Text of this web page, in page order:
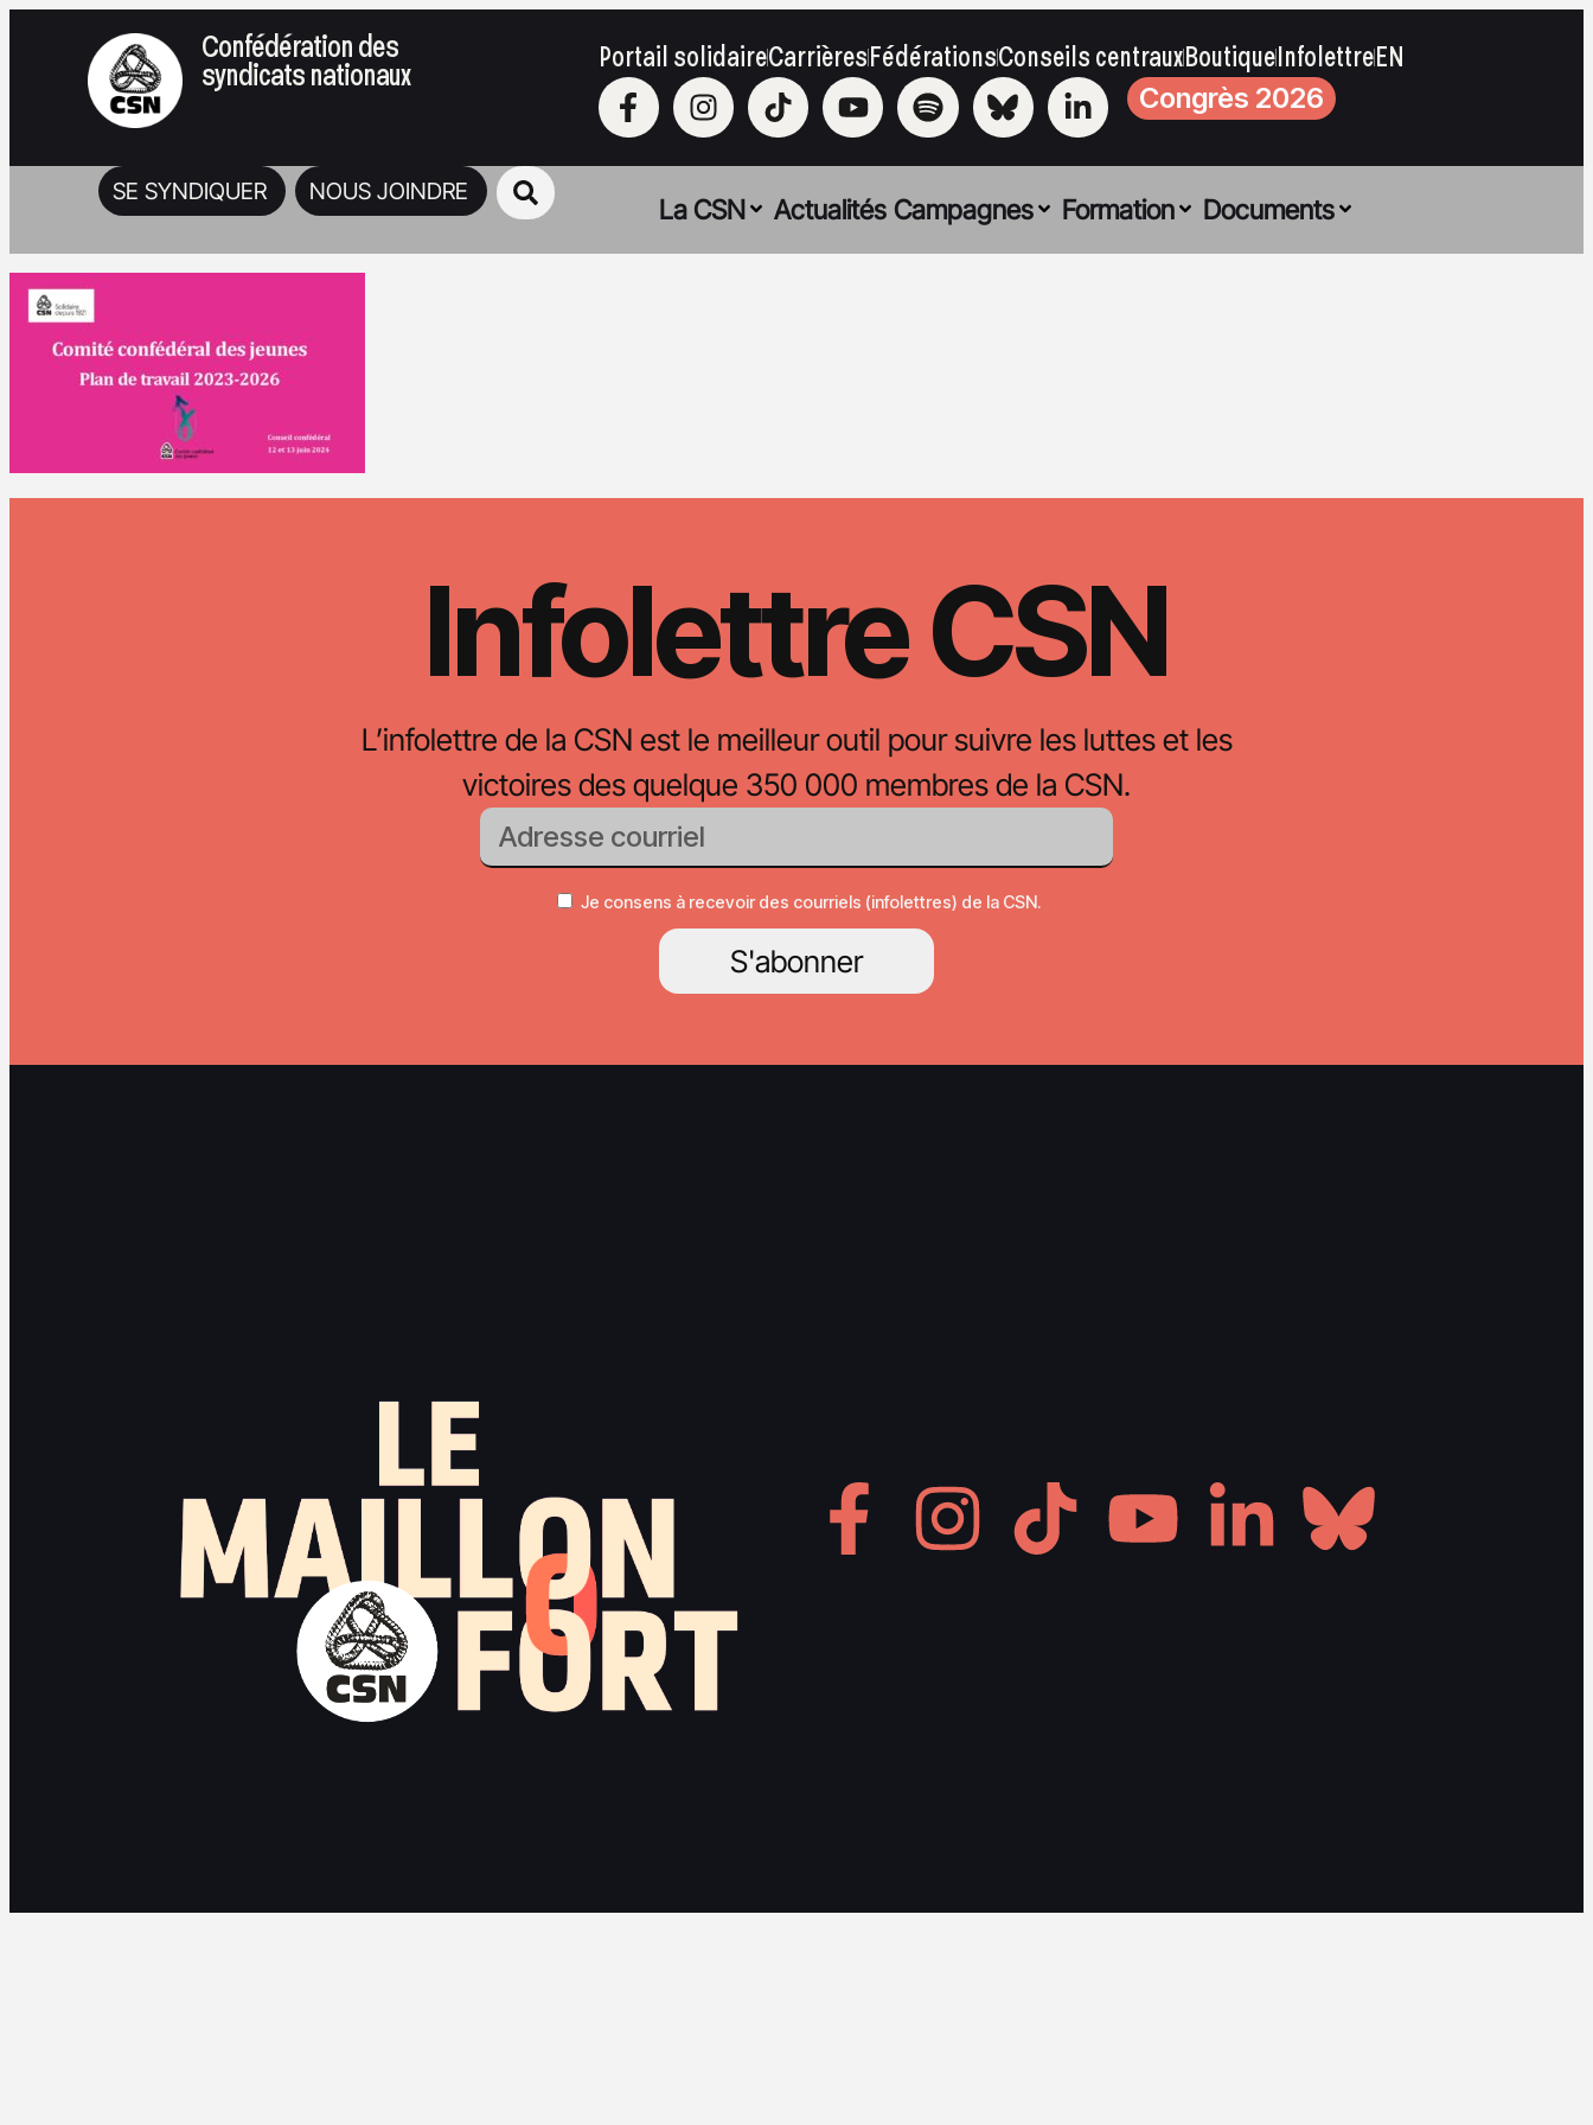
Confédération des
syndicats nationaux Portail solidaireCarrièresFédérationsConseils centrauxBoutiqueInfolettreEN
Congrès 2026
SE SYNDIQUER NOUS JOINDRE
La CSN Actualités Campagnes Formation Documents
Infolettre CSN
L’infolettre de la CSN est le meilleur outil pour suivre les luttes et les
victoires des quelque 350 000 membres de la CSN.
Je consens à recevoir des courriels (infolettres) de la CSN.
S'abonner